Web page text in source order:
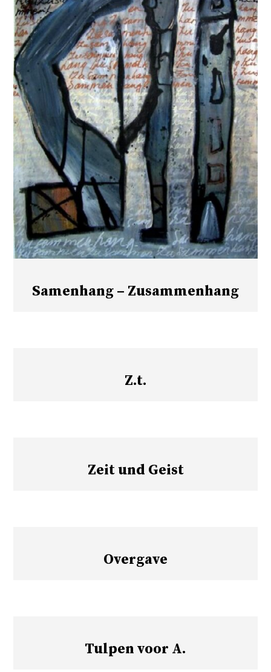
Samenhang – Zusammenhang
Z.t.
Zeit und Geist
Overgave
Tulpen voor A.